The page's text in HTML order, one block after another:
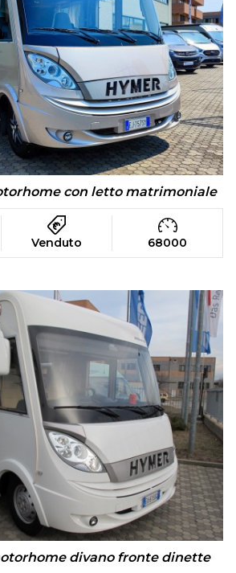
con letto matrimoniale
Venduto 68000
divano fronte dinette